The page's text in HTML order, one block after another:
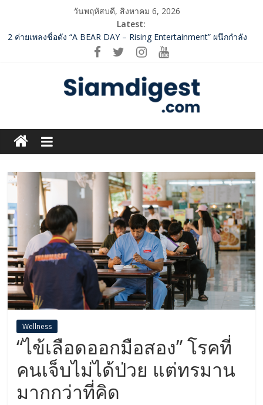
content
วันพฤหัสบดี, สิงหาคม 6, 2026
Latest:
2 ค่ายเพลงชื่อดัง “A BEAR DAY – Rising Entertainment” ผนึกกำลัง
ครั้งสำคัญ ส่งศิลปิน “เบสท์ – เบลล์” ปล่อยซิงเกิ้ลพิเศษ เอาใจคนอิน
SME D Bank ผนึกกำลัง สถาบันอาหาร เปิดตัว “FOODNext SME D
Navigator” ชูยุทธศาสตร์ “แหล่งทุนคู่องค์ความรู้” ติดปีก SME อาหาร
ททท. จับมือ TransNusa Airline – Traveloka ยกระดับการเชื่อมโยง
ไทย–อินโดนีเซีย ดันไทยสู่จุดหมายปลายทางคุณภาพ เชื่อม Asean
Tourism และ Muslim-Friendly Destination
กกท.เปิดเกมรุก! ดันเอเชียนเกมส์ให้เป็นมากกว่าการแข่งขัน ผ่าน
ปฏิรูปภาษีบุหรี่ต้องถึงจุดเปลี่ยน สมาคมการค้ายาสูบไทย หนุน
โครงสร้างอัตราเดียว ลดบิดเบือนตลาด เพิ่มประสิทธิภาพจัดเก็บรายได้
Siam
Digest.com
ฺีBusiness
&
Variety
Wellness
“ไข้เลือดออกมือสอง” โรคที่
คนเจ็บไม่ได้ป่วย แต่ทรมาน
มากกว่าที่คิด